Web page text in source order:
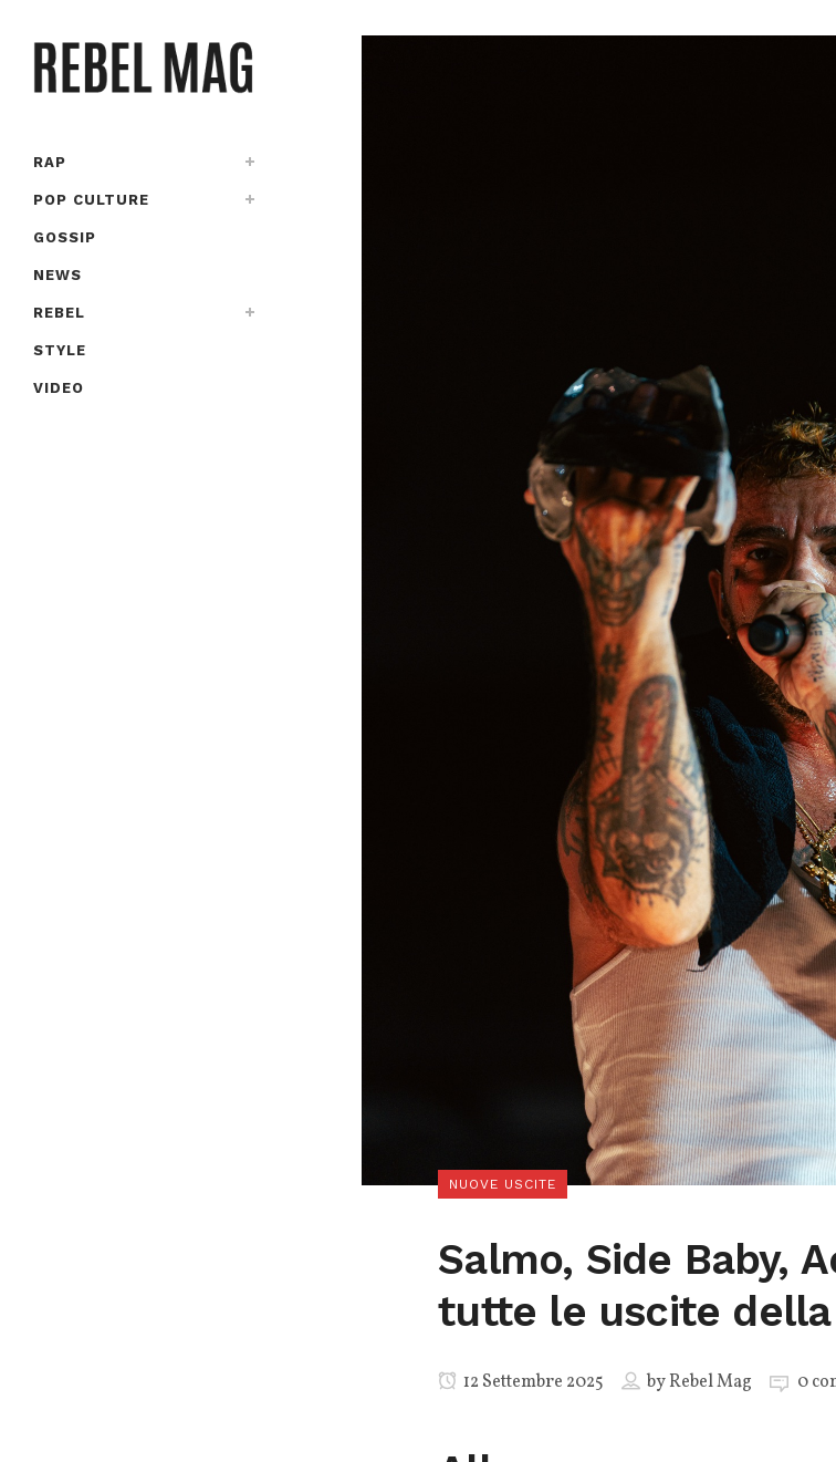
RAP
POP CULTURE
GOSSIP
NEWS
REBEL
STYLE
VIDEO
NUOVE USCITE
Salmo, Side Baby,
tutte le uscite
12 Settembre 2025 byRebel Mag 0